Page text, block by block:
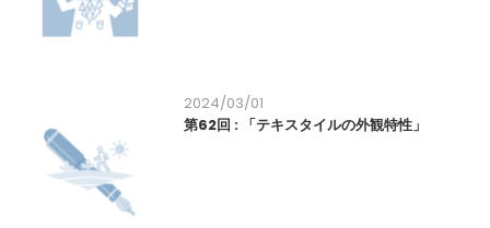
2024/03/01
第62回 : 「テキスタイルの外観特性」